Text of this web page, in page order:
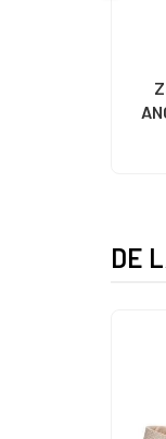
DE